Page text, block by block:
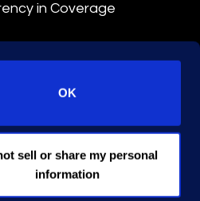
OK
sell or share my personal
information
in Coverage